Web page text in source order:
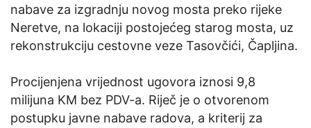
nabave za izgradnju novog mosta preko rijeke
Neretve, na lokaciji postojećeg starog mosta, uz
rekonstrukciju cestovne veze Tasovčići, Čapljina.
Procijenjena vrijednost ugovora iznosi 9,8
milijuna KM bez PDV-a. Riječ je o otvorenom
postupku javne nabave radova, a kriterij za